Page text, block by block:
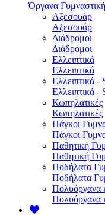
Όργανα
Αξεσουάρ
Αξεσουάρ
Διάδρομοι
Διάδρομοι
Ελλειπτικά
Ελλειπτικά
Ελλειπτικά -
Ελλειπτικά -
Κωπηλατικές
Κωπηλατικές
Πάγκοι
Πάγκοι
Παθητική
Παθητική
Ποδήλατα
Ποδήλατα
Πολυόργανα
Πολυόργανα